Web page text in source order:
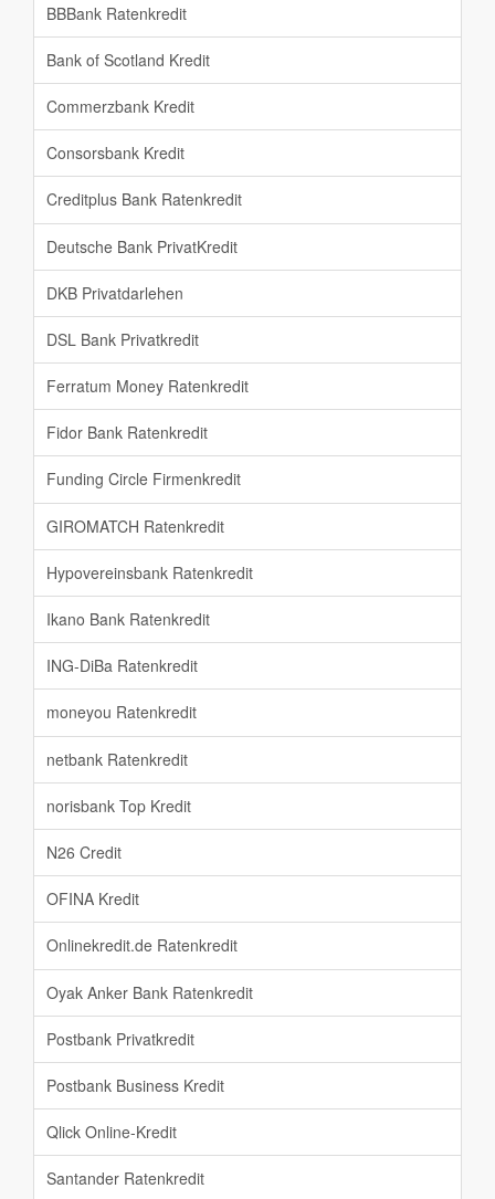
BBBank Ratenkredit
Bank of Scotland Kredit
Commerzbank Kredit
Consorsbank Kredit
Creditplus Bank Ratenkredit
Deutsche Bank PrivatKredit
DKB Privatdarlehen
DSL Bank Privatkredit
Ferratum Money Ratenkredit
Fidor Bank Ratenkredit
Funding Circle Firmenkredit
GIROMATCH Ratenkredit
Hypovereinsbank Ratenkredit
Ikano Bank Ratenkredit
ING-DiBa Ratenkredit
moneyou Ratenkredit
netbank Ratenkredit
norisbank Top Kredit
N26 Credit
OFINA Kredit
Onlinekredit.de Ratenkredit
Oyak Anker Bank Ratenkredit
Postbank Privatkredit
Postbank Business Kredit
Qlick Online-Kredit
Santander Ratenkredit